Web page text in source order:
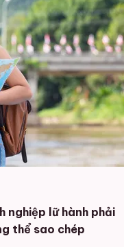
nghiệp lữ hành phải
thể sao chép